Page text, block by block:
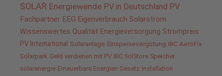
SOLAR Energiewende PV in Deutschland PV
Fachpartner EEG Eigenverbrauch Solarstrom
Wissenswertes Qualität Energieversorgung Strompreis
PV International Solaranlage Einspeisevergütung IBC AeroFix
Solarpark Geld verdienen mit PV IBC SolStore Speicher
solarenergie Erneuerbare Energien Gesetz Installation